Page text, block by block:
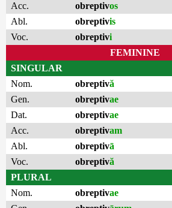
Acc.
obreptivos
Abl.
obreptivis
Voc.
obreptivi
FEMININE
SINGULAR
Nom.
obreptivă
Gen.
obreptivae
Dat.
obreptivae
Acc.
obreptivam
Abl.
obreptivā
Voc.
obreptivă
PLURAL
Nom.
obreptivae